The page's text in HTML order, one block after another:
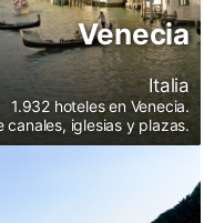
Venecia
Italia
1.932 hoteles en Venecia.
canales, iglesias y plazas.